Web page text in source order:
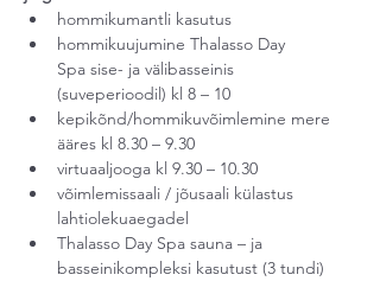
hommikumantli kasutus
hommikuujumine Thalasso Day
Spa sise- ja välibasseinis
(suveperioodil) kl 8 – 10
kepikõnd/hommikuvõimlemine mere
ääres kl 8.30 – 9.30
virtuaaljooga kl 9.30 – 10.30
võimlemissaali / jõusaali külastus
lahtiolekuaegadel
Thalasso Day Spa sauna – ja
basseinikompleksi kasutust (3 tundi)